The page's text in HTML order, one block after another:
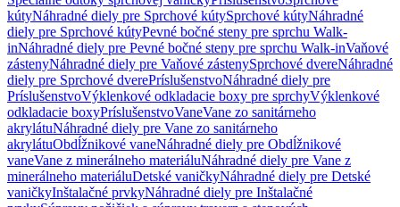
kútyNáhradné diely pre Sprchové kútySprchové kútyNáhradné
diely pre Sprchové kútyPevné bočné steny pre sprchu Walk-
inNáhradné diely pre Pevné bočné steny pre sprchu Walk-inVaňové
zástenyNáhradné diely pre Vaňové zástenySprchové dvereNáhradné
diely pre Sprchové dverePríslušenstvoNáhradné diely pre
PríslušenstvoVýklenkové odkladacie boxy pre sprchyVýklenkové
odkladacie boxyPríslušenstvoVaneVane zo sanitárneho
akrylátuNáhradné diely pre Vane zo sanitárneho
akrylátuObdĺžnikové vaneNáhradné diely pre Obdĺžnikové
vaneVane z minerálneho materiáluNáhradné diely pre Vane z
minerálneho materiáluDetské vaničkyNáhradné diely pre Detské
vaničkyInštalačné prvkyNáhradné diely pre Inštalačné